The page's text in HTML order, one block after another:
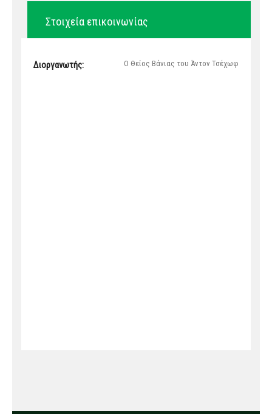
Στοιχεία επικοινωνίας
Διοργανωτής: Ο Θείος Βάνιας του Άντον Τσέχωφ